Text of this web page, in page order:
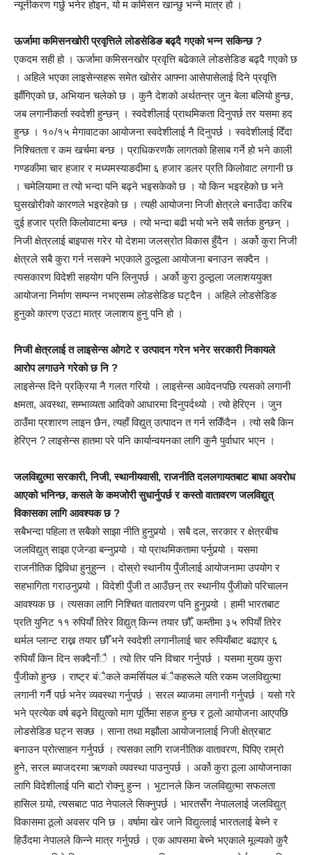
न्यूनीकरण गर्छु भनेर होइन, यो म कमिसन खान्छु भन्ने मात्र हो ।
ऊर्जामा कमिसनखोरी प्रवृत्तिले लोडसेडिङ बढ्दै गएको भन्न सकिन्छ ?
एकदम सही हो । ऊर्जामा कमिसनखोर प्रवृत्ति बढेकाले लोडसेडिङ बढ्दै गएको छ
। अहिले भएका लाइसेन्सहरू समेत खोसेर आफ्ना आसेपासेलाई दिने प्रवृत्ति
झाँगिएको छ, अभियान चलेको छ । कुनै देशको अर्थतन्त्र जुन बेला बलियो हुन्छ,
जब लगानीकर्ता स्वदेशी हुन्छन् । स्वदेशीलाई प्राथमिकता दिनुपर्छ तर यसमा हद
हुन्छ । १०/१५ मेगावाटका आयोजना स्वदेशीलाई नै दिनुपर्छ । स्वदेशीलाई दिँदा
निश्चितता र कम खर्चमा बन्छ । प्राधिकरणकै लागतको हिसाब गर्ने हो भने काली
गण्डकीमा चार हजार र मध्यमस्याङदीमा ६ हजार डलर प्रति किलोवाट लगानी छ
। चमेलियामा त त्यो भन्दा पनि बढ्ने भइसकेको छ । यो किन भइरहेको छ भने
घुसखोरीको कारणले भइरहेको छ । त्यही आयोजना निजी क्षेत्रले बनाउँदा करिब
दुई हजार प्रति किलोवाटमा बन्छ । त्यो भन्दा बढी भयो भने सबै सर्तक हुन्छन् ।
निजी क्षेत्रलाई बाइपास गरेर यो देशमा जलस्रोत विकास हुँदैन । अर्को कुरा निजी
क्षेत्रले सबै कुरा गर्न नसक्ने भएकाले ठुल्ठूला आयोजना बनाउन सक्दैन ।
त्यसकारण विदेशी सहयोग पनि लिनुपर्छ । अर्को कुरा ठुल्ठूला जलाशययुक्त
आयोजना निर्माण सम्पन्न नभएसम्म लोडसेडिङ घट्दैन । अहिले लोडसेडिङ
हुनुको कारण एउटा मात्र जलाशय हुनु पनि हो ।
निजी क्षेत्रलाई त लाइसेन्स ओगटे र उत्पादन गरेन भनेर सरकारी निकायले
आरोप लगाउने गरेको छ नि ?
लाइसेन्स दिने प्रक्रिया नै गलत गरियो । लाइसेन्स आवेदनपछि त्यसको लगानी
क्षमता, अवस्था, सम्भाव्यता आदिको आधारमा दिनुपर्दथ्यो । त्यो हेरिएन । जुन
ठाउँमा प्रशारण लाइन छैन, त्यहाँ विद्युत् उत्पादन त गर्न सकिँदैन । त्यो सबै किन
हेरिएन ? लाइसेन्स हातमा परे पनि कार्यान्वयनका लागि कुनै पुर्वाधार भएन ।
जलविद्युत्मा सरकारी, निजी, स्थानीयवासी, राजनीति दललगायतबाट बाधा अवरोध
आएको भनिन्छ, कसले के कमजोरी सुधार्नुपर्छ र कस्तो वातावरण जलविद्युत्
विकासका लागि आवश्यक छ ?
सबैभन्दा पहिला त सबैको साझा नीति हुनुपर्‍यो । सबै दल, सरकार र क्षेत्रबीच
जलविद्युत् साझा एजेन्डा बन्नुपर्‍यो । यो प्राथमिकतामा पर्नुपर्‍यो । यसमा
राजनीतिक द्विविधा हुनुहुन्न । दोस्रो स्थानीय पुँजीलाई आयोजनामा उपयोग र
सहभागिता गराउनुपर्‍यो । विदेशी पुँजी त आउँछन् तर स्थानीय पुँजीको परिचालन
आवश्यक छ । त्यसका लागि निश्चित वातावरण पनि हुनुपर्‍यो । हामी भारतबाट
प्रति युनिट ११ रुपियाँ तिरेर विद्युत् किन्न तयार छौँ, कम्तीमा ३५ रुपियाँ तिरेर
थर्मल प्लान्ट राख्न तयार छौँ भने स्वदेशी लगानीलाई चार रुपियाँबाट बढाएर ६
रुपियाँ किन दिन सक्दैनाँै । त्यो तिर पनि विचार गर्नुपर्छ । यसमा मुख्य कुरा
पुँजीको हुन्छ । राष्ट्र बंैकले कमर्सियल बंैकहरूले यति रकम जलविद्युत्मा
लगानी गर्नै पर्छ भनेर व्यवस्था गर्नुपर्छ । सरल ब्याजमा लगानी गर्नुपर्छ । यसो गरे
भने प्रत्येक वर्ष बढ्ने विद्युत्को माग पूर्तिमा सहज हुन्छ र ठूलो आयोजना आएपछि
लोडसेडिङ घट्न सक्छ । साना तथा मझौला आयोजनालाई निजी क्षेत्रबाट
बनाउन प्रोत्साहन गर्नुपर्छ । त्यसका लागि राजनीतिक वातावरण, पिपिए राम्रो
हुने, सरल ब्याजदरमा ऋणको व्यवस्था पाउनुपर्छ । अर्को कुरा ठूला आयोजनाका
लागि विदेशीलाई पनि बाटो रोक्नु हुन्न । भुटानले किन जलविद्युत्मा सफलता
हासिल गर्‍यो, त्यसबाट पाठ नेपालले सिक्नुपर्छ । भारतसँग नेपाललाई जलविद्युत्
विकासमा ठूलो अवसर पनि छ । वर्षामा खेर जाने विद्युत्लाई भारतलाई बेच्ने र
हिउँदमा नेपालले किन्ने मात्र गर्नुपर्छ । एक आपसमा बेच्ने भएकाले मूल्यको कुरै